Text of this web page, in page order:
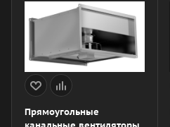
Прямоугольные